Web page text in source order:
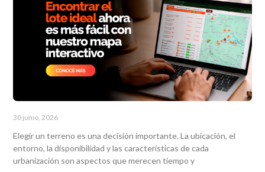
30 junio, 2026
Elegir un terreno es una decisión importante. La ubicación, el
entorno, la disponibilidad y las características de cada
urbanización son aspectos que merecen tiempo y